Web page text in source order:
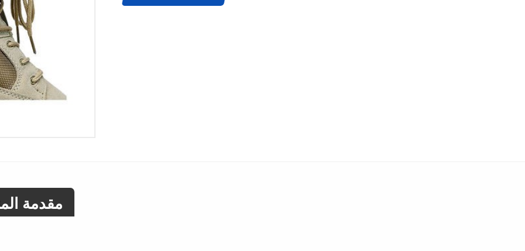
مقدمة